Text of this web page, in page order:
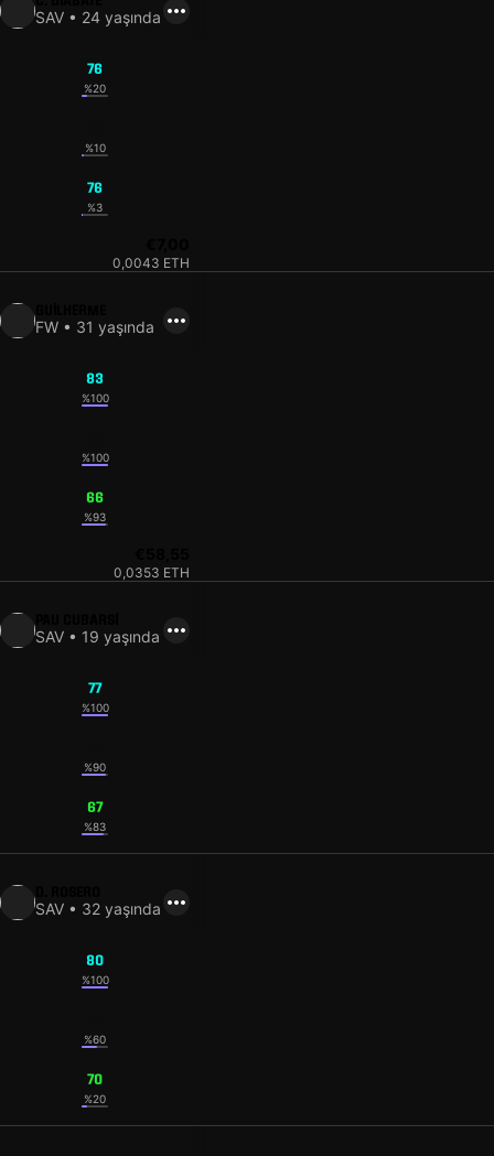
SAV • 24 yaşında
76
%20
%10
76
%3
0,0043 ETH
FW • 31 yaşında
83
%100
%100
66
%93
0,0353 ETH
SAV • 19 yaşında
77
%100
%90
67
%83
SAV • 32 yaşında
80
%100
%60
70
%20